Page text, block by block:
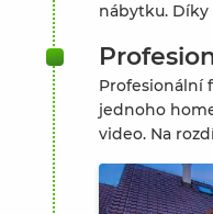
nábytku.
Profesionální
jednoho
video. Na